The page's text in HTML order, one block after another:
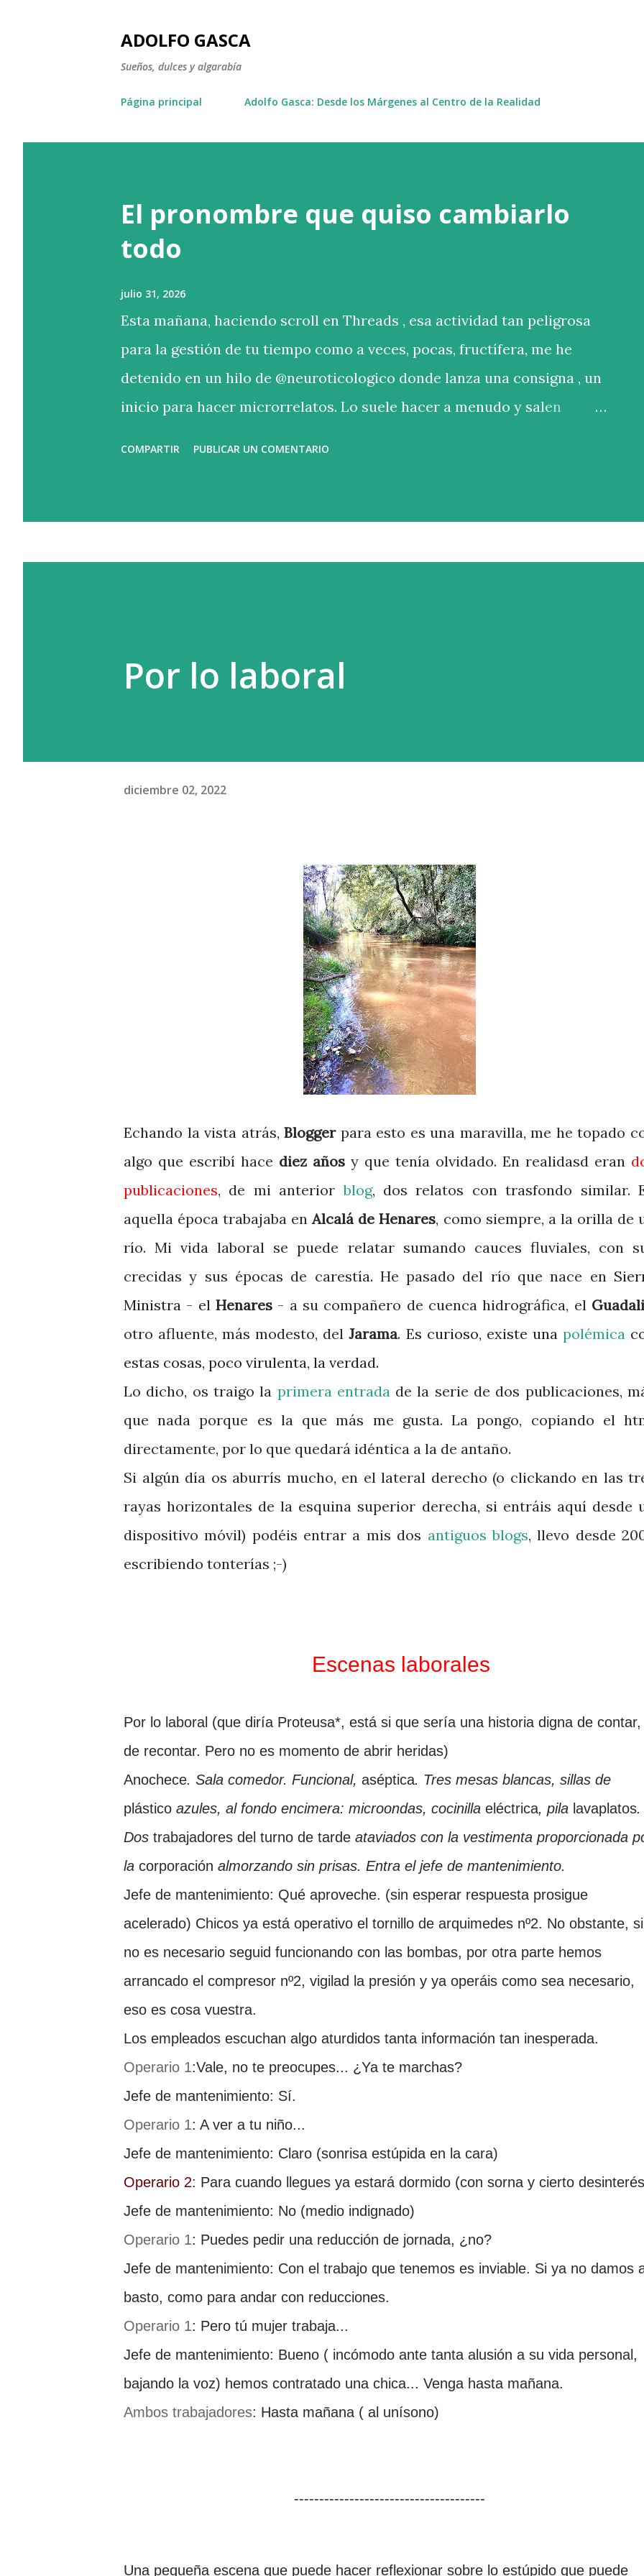
ADOLFO GASCA
Sueños, dulces y algarabía
Página principal Adolfo Gasca: Desde los Márgenes al Centro de la Realidad
El pronombre que quiso cambiarlo
todo
julio 31, 2026
Esta mañana, haciendo scroll en Threads , esa actividad tan peligrosa
para la gestión de tu tiempo como a veces, pocas, fructífera, me he
detenido en un hilo de @neuroticologico donde lanza una consigna , un
inicio para hacer microrrelatos. Lo suele hacer a menudo y salen
descuartizado. A veces me arrepiento.” “La casa no era igual sin mí. Qué
sin ti ” y enseguida me pareció que funcionaba mejor. La segunda
persona crea un vínculo más fuerte y le otorga más fuerza. Parece que
COMPARTIR PUBLICAR UN COMENTARIO
Por lo laboral
diciembre 02, 2022
Echando la vista atrás,Blogger para esto es una maravilla, me he topado
algo que escribí hace diez años y que tenía olvidado. En realidasd eran
publicaciones, de mi anteriorblog, dos relatos con trasfondo similar.
aquella época trabajaba enAlcalá de Henares, como siempre, a la orilla de
río. Mi vida laboral se puede relatar sumando cauces fluviales, con
crecidas y sus épocas de carestía. He pasado del río que nace en
Ministra - el Henares - a su compañero de cuenca hidrográfica, el
otro afluente, más modesto, delJarama. Es curioso, existe una polémica
estas cosas, poco virulenta, la verdad.
Lo dicho, os traigo la primera entradade la serie de dos publicaciones,
que nada porque es la que más me gusta. La pongo, copiando el
directamente, por lo que quedará idéntica a la de antaño.
Si algún día os aburrís mucho, en el lateral derecho (o clickando en las
rayas horizontales de la esquina superior derecha, si entráis aquí desde
dispositivomóvil) podéis entrar a mis dos antiguos blogs, llevo desde
escribiendo tonterías ;-)
Escenas laborales
Por lo laboral (que diría Proteusa*, está si que sería una historia digna de contar,
de recontar. Pero no es momento de abrir heridas)
Anochece. Sala comedor. Funcional, aséptica. Tres mesas blancas, sillas de
plástico azules, al fondo encimera: microondas, cocinilla eléctrica, pila lavaplatos.
Dos trabajadores del turno de tarde ataviados con la vestimenta proporcionada
la corporación almorzando sin prisas. Entra el jefe de mantenimiento.
Jefe de mantenimiento: Qué aproveche. (sin esperar respuesta prosigue
acelerado) Chicos ya está operativo el tornillo de arquimedes nº2. No obstante, si
no es necesario seguid funcionando con las bombas, por otra parte hemos
arrancado el compresor nº2, vigilad la presión y ya operáis como sea necesario,
eso es cosa vuestra.
Los empleados escuchan algo aturdidos tanta información tan inesperada.
Operario 1:Vale, no te preocupes... ¿Ya te marchas?
Jefe de mantenimiento: Sí.
Operario 1: A ver a tu niño...
Jefe de mantenimiento: Claro (sonrisa estúpida en la cara)
Operario 2: Para cuando llegues ya estará dormido (con sorna y cierto
Jefe de mantenimiento: No (medio indignado)
Operario 1: Puedes pedir una reducción de jornada, ¿no?
Jefe de mantenimiento: Con el trabajo que tenemos es inviable. Si ya no damos
basto, como para andar con reducciones.
Operario 1: Pero tú mujer trabaja...
Jefe de mantenimiento: Bueno ( incómodo ante tanta alusión a su vida personal,
bajando la voz) hemos contratado una chica... Venga hasta mañana.
Ambos trabajadores: Hasta mañana ( al unísono)
--------------------------------------
Una pequeña escena que puede hacer reflexionar sobre lo estúpido que puede